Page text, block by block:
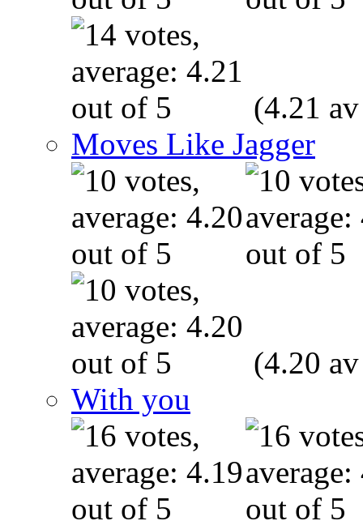
(4.21
Moves Like Jagger
(4.20
With you